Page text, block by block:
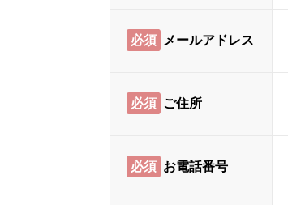
必須 メールアドレス
必須 ご住所
必須 お電話番号